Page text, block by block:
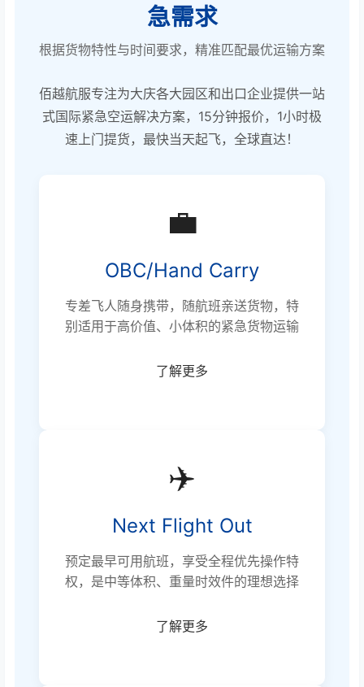
急需求
根据货物特性与时间要求，精准匹配最优运输方案
佰越航服专注为大庆各大园区和出口企业提供一站
式国际紧急空运解决方案，15分钟报价，1小时极
速上门提货，最快当天起飞，全球直达！
💼
OBC/Hand Carry
专差飞人随身携带，随航班亲送货物，特
别适用于高价值、小体积的紧急货物运输
了解更多
✈️
Next Flight Out
预定最早可用航班，享受全程优先操作特
权，是中等体积、重量时效件的理想选择
了解更多